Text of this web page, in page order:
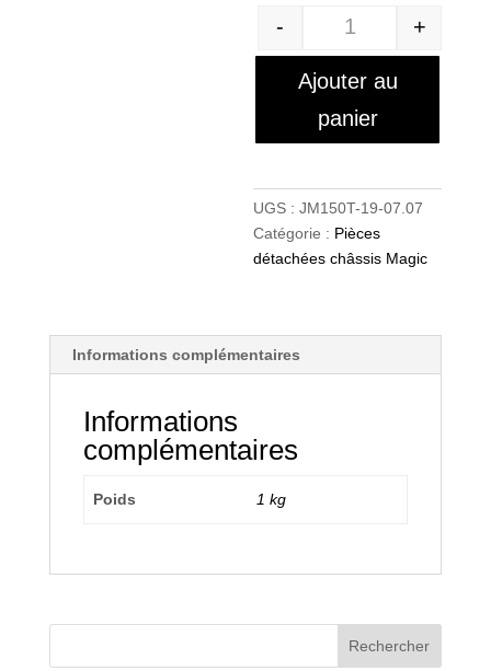
Quantité
- +
Ajouter au
panier
UGS :JM150T-19-07.07
Catégorie : Pièces
détachées châssis Magic
Informations complémentaires
Informations
complémentaires
Poids 1 kg
Rechercher